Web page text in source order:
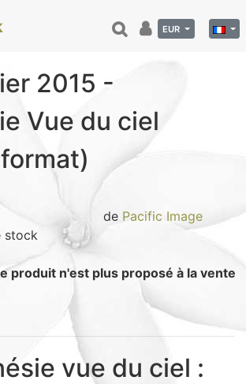
(33)
EUR
2015 -
Vue du ciel
stock
de Pacific Image
produit n'est plus proposé à la vente
vue du ciel :